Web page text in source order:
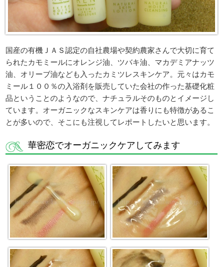
国産の有機ＪＡＳ認定の自社農場や契約農家さんで大切に育て
られたカモミールにオレンジ油、ツバキ油、マカデミアナッツ
油、オリーブ油なども入ったカミツレスキンケア。元々はカモ
ミール１００％の入浴剤を販売していた会社の作った基礎化粧
品ということのようなので、ナチュラルそのものとイメージし
ています。オーガニックなスキンケアは香りにも特徴があるこ
とが多いので、そこにも注視してレポートしたいと思います。
華密恋でオーガニックケアしてみます